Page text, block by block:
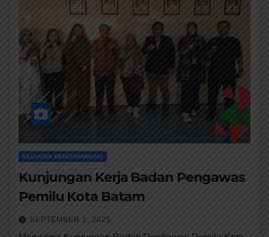
KEGIATAN BENCHMARKING
Kunjungan Kerja Badan Pengawas
Pemilu Kota Batam
SEPTEMBER 1, 2025